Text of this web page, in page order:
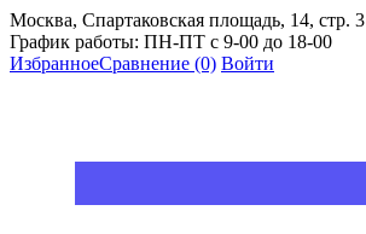
Москва, Спартаковская площадь, 14, стр. 3
График работы: ПН-ПТ с 9-00 до 18-00
ИзбранноеСравнение (0) Войти